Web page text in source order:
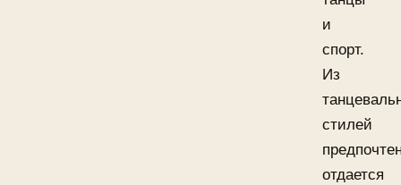
и
спорт.
Из
стилей
отдается